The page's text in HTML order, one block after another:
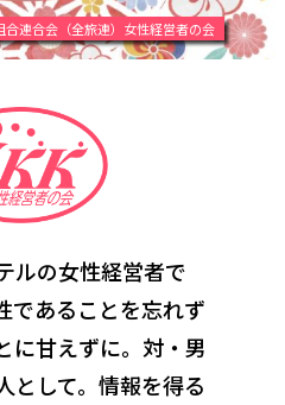
連合会（全旅連）女性経営者の会
ルの女性経営者で
であることを忘れず
に甘えずに。対・男
として。情報を得る